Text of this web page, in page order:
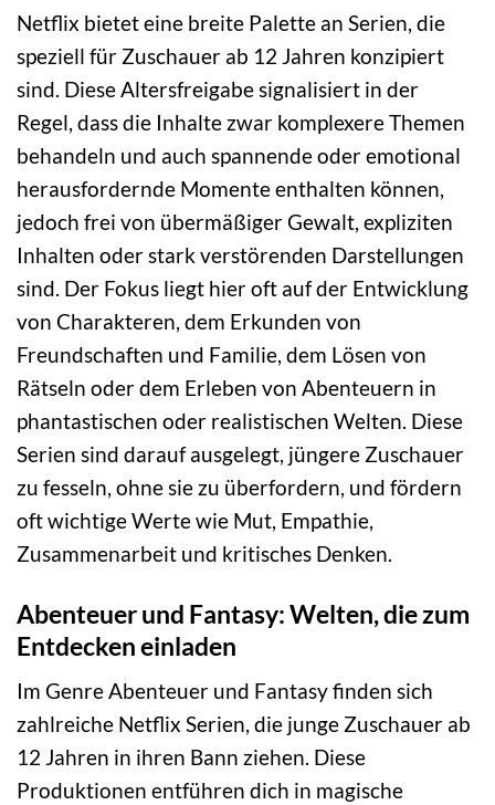
Netflix bietet eine breite Palette an Serien, die
speziell für Zuschauer ab 12 Jahren konzipiert
sind. Diese Altersfreigabe signalisiert in der
Regel, dass die Inhalte zwar komplexere Themen
behandeln und auch spannende oder emotional
herausfordernde Momente enthalten können,
jedoch frei von übermäßiger Gewalt, expliziten
Inhalten oder stark verstörenden Darstellungen
sind. Der Fokus liegt hier oft auf der Entwicklung
von Charakteren, dem Erkunden von
Freundschaften und Familie, dem Lösen von
Rätseln oder dem Erleben von Abenteuern in
phantastischen oder realistischen Welten. Diese
Serien sind darauf ausgelegt, jüngere Zuschauer
zu fesseln, ohne sie zu überfordern, und fördern
oft wichtige Werte wie Mut, Empathie,
Zusammenarbeit und kritisches Denken.
Abenteuer und Fantasy: Welten, die zum
Entdecken einladen
Im Genre Abenteuer und Fantasy finden sich
zahlreiche Netflix Serien, die junge Zuschauer ab
12 Jahren in ihren Bann ziehen. Diese
Produktionen entführen dich in magische